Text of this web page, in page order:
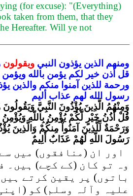
(for excuse): "(Everything)
taken from them, that they
Hereafter. Will ye not
ومنهم الذين يؤذون النبي ويقولون
قل أذن خير لكم يؤمن بالله ويؤمن
ورحمة للذين آمنوا منكم والذين
رسول الله لهم عذاب أليم
وَمِنْهُمُ الَّذِينَ يُؤْذُونَ النَّبِيَّ
قُلْ أُذُنُ خَيْرٍ لَّكُمْ يُؤْمِنُ بِاللّهِ وَيُؤْمِنُ
وَرَحْمَةٌ لِّلَّذِينَ آمَنُواْ مِنكُمْ وَالَّذِينَ
رَسُولَ اللّهِ لَهُمْ عَذَابٌ أَلِيمٌ
اور ان (منافقوں) میں
وہ تو کان (کے کچے) ہیں۔
باتوں) پر یقین کرتے
علیہ وآلہ وسلم) کو